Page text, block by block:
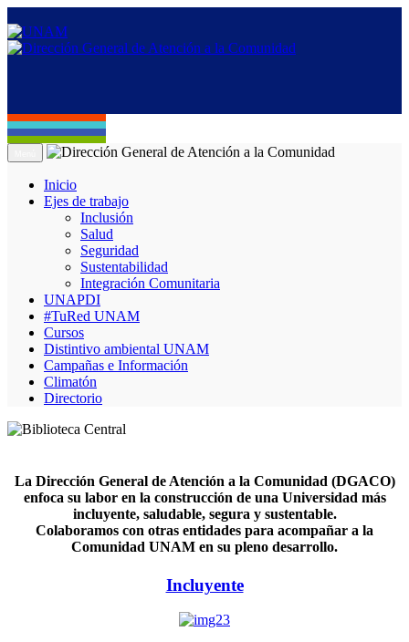
Inicio
Ejes de trabajo
Inclusión
Salud
Seguridad
Sustentabilidad
Integración Comunitaria
UNAPDI
#TuRed UNAM
Cursos
Distintivo ambiental UNAM
Campañas e Información
Climatón
Directorio
La Dirección General de Atención a la Comunidad (DGACO)
enfoca su labor en la construcción de una Universidad más
incluyente, saludable, segura y sustentable.
Colaboramos con otras entidades para acompañar a la
Comunidad UNAM en su pleno desarrollo.
Incluyente